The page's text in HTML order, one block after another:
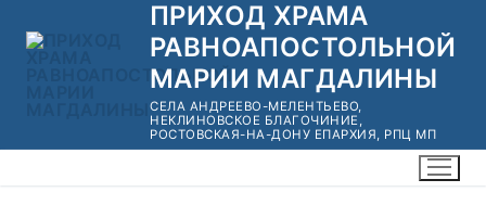
ПРИХОД ХРАМА
РАВНОАПОСТОЛЬНОЙ
МАРИИ МАГДАЛИНЫ
СЕЛА АНДРЕЕВО-МЕЛЕНТЬЕВО,
НЕКЛИНОВСКОЕ БЛАГОЧИНИЕ,
РОСТОВСКАЯ-НА-ДОНУ ЕПАРХИЯ, РПЦ МП